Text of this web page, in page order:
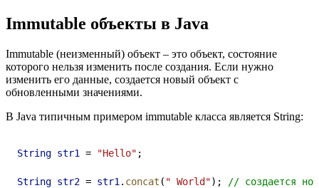
Immutable объекты в Java
Immutable (неизменный) объект – это объект, состояние
которого нельзя изменить после создания. Если нужно
изменить его данные, создается новый объект с
обновленными значениями.
В Java типичным примером immutable класса является String:
String str1 = "Hello" ;
String str2 = str1 . concat ( " World"); // создается